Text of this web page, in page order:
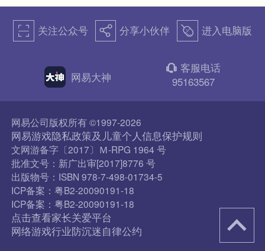
򰀁 关注公众号 򰀂 分享小伙伴 򰀄 进入电脑版
网易大神
򰀃 客服电话
95163567
网易公司版权所有 ©1997-2026
网易游戏隐私政策及儿童个人信息保护规则
文网游备字〔2017〕Ｍ-RPG 1964 号
批准文号：新广出审[2017]8776 号
出版物号：ISBN 978-7-498-01734-5
ICP备案：粤B2-20090191-18
ICP备案：粤B2-20090191-18
点击查看家长关爱平台
网络游戏行业防沉迷自律公约